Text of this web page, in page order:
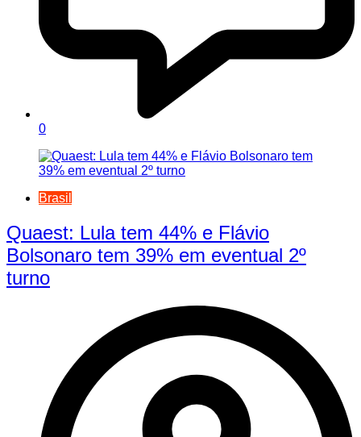
0
Brasil
Quaest: Lula tem 44% e Flávio
Bolsonaro tem 39% em eventual 2º
turno